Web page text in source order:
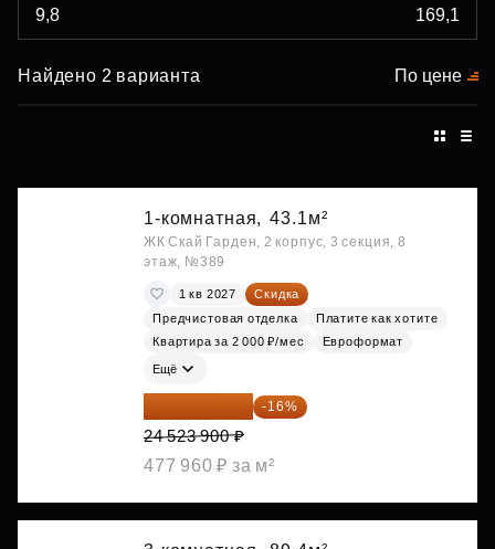
Найдено 2 варианта По цене
1-комнатная, 43.1м²
ЖК Скай Гарден, 2 корпус, 3 секция, 8
этаж, №389
1 кв 2027
Скидка
Предчистовая отделка
Платите как хотите
Квартира за 2 000 ₽/мес
Евроформат
Ещё
20 600 076 ₽ -16%
24 523 900 ₽
477 960 ₽ за м²